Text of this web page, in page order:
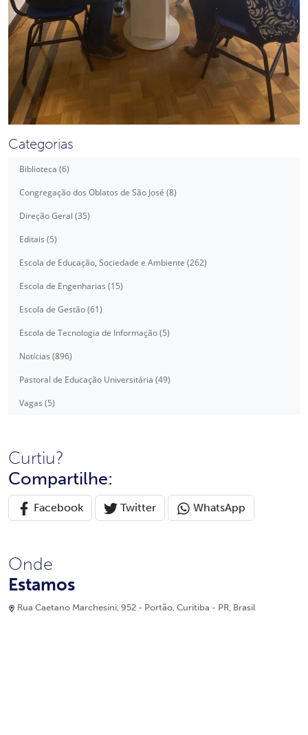
Categorias
Biblioteca (6)
Congregação dos Oblatos de São José (8)
Direção Geral (35)
Editais (5)
Escola de Educação, Sociedade e Ambiente (262)
Escola de Engenharias (15)
Escola de Gestão (61)
Escola de Tecnologia de Informação (5)
Notícias (896)
Pastoral de Educação Universitária (49)
Vagas (5)
Curtiu?
Compartilhe:
Facebook Twitter WhatsApp
Onde
Estamos
Rua Caetano Marchesini, 952 - Portão, Curitiba - PR, Brasil